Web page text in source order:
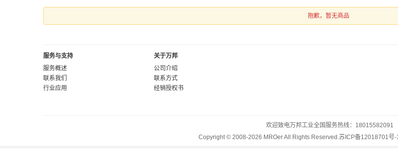
抱歉，暂无商品
服务与支持
服务概述
联系我们
行业应用
关于万邦
公司介绍
联系方式
经销授权书
欢迎致电万邦工业全国服务热线： 18015582091
Copyright © 2008-2026 MROer All Rights Reserved. 苏ICP备12018701号-1